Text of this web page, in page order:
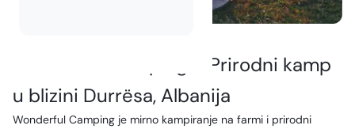
Wonderful Camping – Prirodni kamp
u blizini Durrësa, Albanija
Wonderful Camping je mirno kampiranje na farmi i prirodni